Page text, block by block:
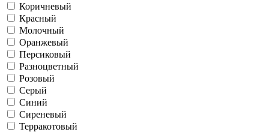
Коричневый
Красный
Молочный
Оранжевый
Персиковый
Разноцветный
Розовый
Серый
Синий
Сиреневый
Терракотовый